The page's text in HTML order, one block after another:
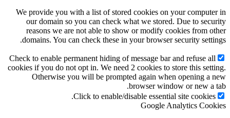
We provide you with a list of stored cookies on your
our domain so you can check what we stored. Due to
reasons we are not able to show or modify cookies from
domains. You can check these in your browser security
Check to enable permanent hiding of message bar and refuse
cookies if you do not opt in. We need 2 cookies to store this
Otherwise you will be prompted again when opening a
browser window or new a
Click to enable/disable essential site
Google Analytics